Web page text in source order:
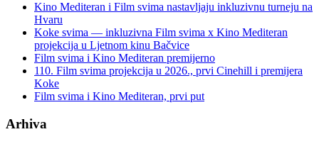
Kino Mediteran i Film svima nastavljaju inkluzivnu turneju na
Hvaru
Koke svima — inkluzivna Film svima x Kino Mediteran
projekcija u Ljetnom kinu Bačvice
Film svima i Kino Mediteran premijerno
110. Film svima projekcija u 2026., prvi Cinehill i premijera
Koke
Film svima i Kino Mediteran, prvi put
Arhiva